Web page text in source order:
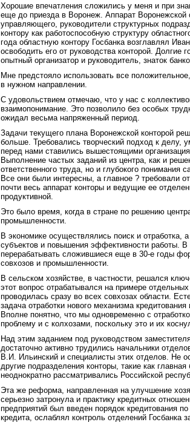
Хорошие впечатления сложились у меня и при
еще до приезда в Воронеж. Аппарат Воронежской
управляющего, руководители структурных
контору как работоспособную структуру
года областную контору Госбанка возглавлял
освободить его от руководства конторой.
опытный организатор и руководитель, знаток
Мне предстояло использовать все
в нужном направлении.
С удовольствием отмечаю, что у нас с
взаимопонимание. Это позволило без особых
ожидал весьма напряженный период.
Задачи текущего плана Воронежской конторой
больше. Требовались творческий подход к делу,
перед нами ставились вышестоящими
Выполнение частых заданий из центра, как и
ответственного труда, но и глубокого понимания
Все они были интересны, а главное ? требовали
почти весь аппарат конторы и ведущие ее
продуктивной.
Это было время, когда в стране по решению
промышленности.
В экономике осуществлялись поиск и
субъектов и повышения эффективности работы.
перерабатывать сложившиеся еще в 30-е годы
совхозов и промышленности.
В сельском хозяйстве, в частности, решался
этот вопрос отрабатывался на примере
проводилась сразу во всех совхозах области.
задача отработки нового механизма
Вполне понятно, что мы одновременно с
проблему и с колхозами, поскольку это и их
Над этим заданием под руководством
достаточно активно трудились начальники
В.И. Ильинский и специалисты этих отделов. Не
другие подразделения конторы, такие как
неоднократно рассматривались Российской
Эта же реформа, направленная на улучшение
серьезно затронула и практику кредитных
предприятий был введен порядок кредитования
кредита, ослаблял контроль отделений